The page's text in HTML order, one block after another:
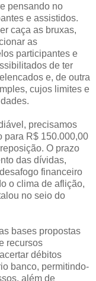
pensando no
e assistidos.
caça as bruxas,
as
participantes e
de ter
e, de outra
cujos limites e
precisamos
para R$ 150.000,00
O prazo
das dívidas,
financeiro
o clima de aflição,
no seio do
bases propostas
recursos
débitos
banco, permitindo-
além de